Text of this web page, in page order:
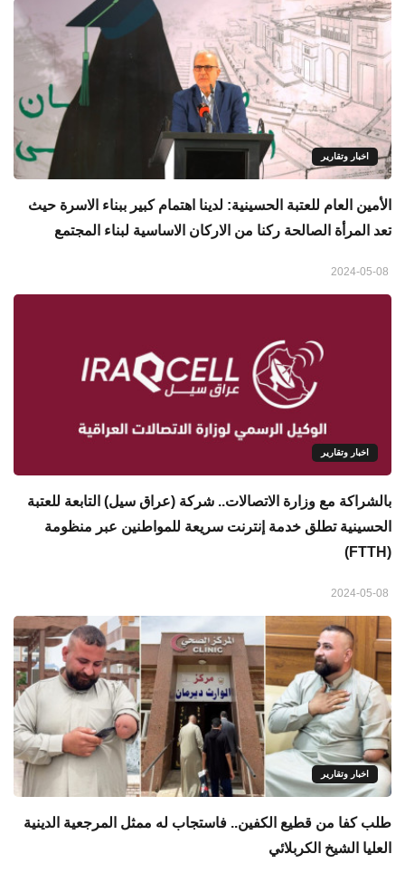
اخبار وتقارير
الأمين العام للعتبة الحسينية: لدينا اهتمام كبير ببناء الاسرة حيث
تعد المرأة الصالحة ركنا من الاركان الاساسية لبناء المجتمع
اخبار وتقارير
بالشراكة مع وزارة الاتصالات.. شركة (عراق سيل) التابعة للعتبة
الحسينية تطلق خدمة إنترنت سريعة للمواطنين عبر منظومة
(FTTH)
اخبار وتقارير
طلب كفا من قطيع الكفين.. فاستجاب له ممثل المرجعية الدينية
العليا الشيخ الكربلائي